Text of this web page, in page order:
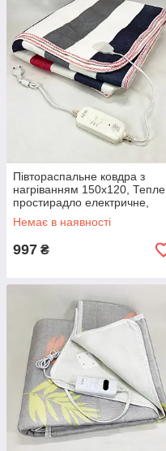
Півтораспальне ковдра з
нагріванням 150х120, Тепле
простирадло електричне,
Комфортна електроковдра
PJ-86
Немає в наявності
997 ₴